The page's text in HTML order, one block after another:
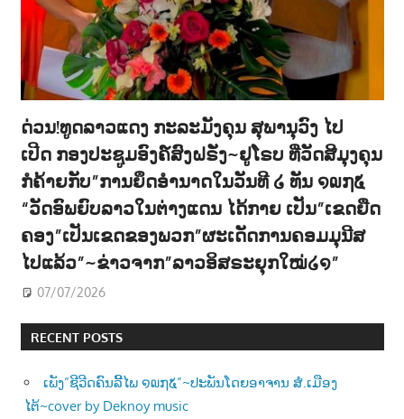
ດ່ວນ!ທູດລາວແດງ ກະລະມັງຄຸນ ສຸພານຸວົງ ໄປ
ເປີດ ກອງປະຊູມອົງຄ໌ສົງຝຣັ່ງ~ຢູໂຣບ ທີ່ວັດສີມຸງຄຸນ
ກໍຄ້າຍກັບ”ການຍຶດອຳນາດໃນວັນທີ ໒ ທັນ ໑໙໗໕
“ວັດອົພຍົບລາວໃນຕ່າງແດນ ໄດ້ກາຍ ເປັນ”ເຂດຍືດ
ຄອງ”ເປັນເຂດຂອງພວກ”ຜະເດັດການຄອມມຸນີສ
ໄປແລ້ວ”~ຂ່າວຈາກ”ລາວອິສຣະຍຸກໃໝ່໒໑”
07/07/2026
RECENT POSTS
ເພັງ”ຊີວີດຄົນລີ້ໄພ ໑໙໗໕”~ປະພັນໂດຍອາຈານ ສໍ.ເມືອງ
ໄຕ້~cover by Deknoy music